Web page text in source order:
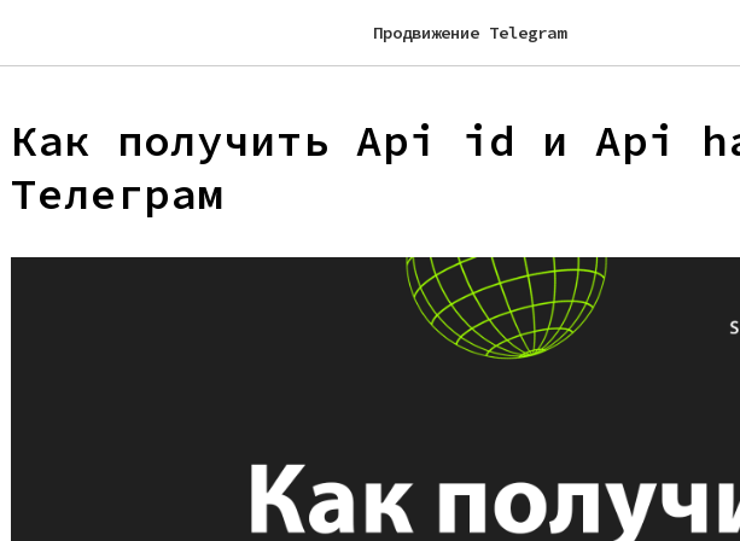
Продвижение Telegram
Как получить Api id и Api
Телеграм